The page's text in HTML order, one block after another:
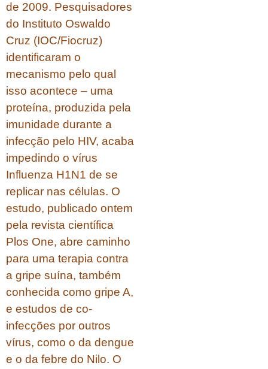
de 2009. Pesquisadores
do Instituto Oswaldo
Cruz (IOC/Fiocruz)
identificaram o
mecanismo pelo qual
isso acontece – uma
proteína, produzida pela
imunidade durante a
infecção pelo HIV, acaba
impedindo o vírus
Influenza H1N1 de se
replicar nas células. O
estudo, publicado ontem
pela revista científica
Plos One, abre caminho
para uma terapia contra
a gripe suína, também
conhecida como gripe A,
e estudos de co-
infecções por outros
vírus, como o da dengue
e o da febre do Nilo. O